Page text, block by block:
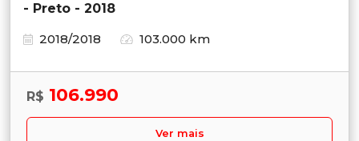
- Preto - 2018
2018/2018
103.000 km
R$ 106.990
Ver mais